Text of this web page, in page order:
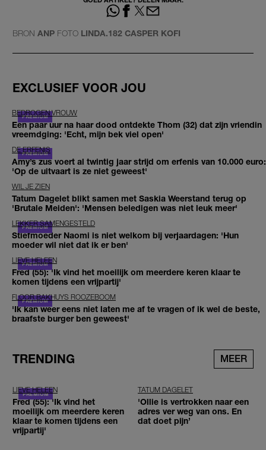
BRON ANP FOTO LINDA.182 CASPER KOFI
EXCLUSIEF VOOR JOU
BEDROGEN VROUW
Een paar uur na haar dood ontdekte Thom (32) dat zijn vriendin
vreemdging: 'Echt, mijn bek viel open'
DE ERFENIS
Amy’s zus voert al twintig jaar strijd om erfenis van 10.000 euro:
'Op de uitvaart is ze niet geweest'
WIL JE ZIEN
Tatum Dagelet blikt samen met Saskia Weerstand terug op
'Brutale Meiden': 'Mensen beledigen was niet leuk meer'
LEKKER SAMENGESTELD
Stiefmoeder Naomi is niet welkom bij verjaardagen: 'Hun
moeder wil niet dat ik er ben'
LIEVE HELEEN
Fred (55): 'Ik vind het moeilijk om meerdere keren klaar te
komen tijdens een vrijpartij'
FLOOR BAKHUYS ROOZEBOOM
'Ik kan weer eens niet laten me af te vragen of ik wel de beste,
braafste burger ben geweest'
TRENDING MEER
LIEVE HELEEN
Fred (55): 'Ik vind het
moeilijk om meerdere keren
klaar te komen tijdens een
vrijpartij'
TATUM DAGELET
'Ollie is vertrokken naar een
adres ver weg van ons. En
dat doet pijn’